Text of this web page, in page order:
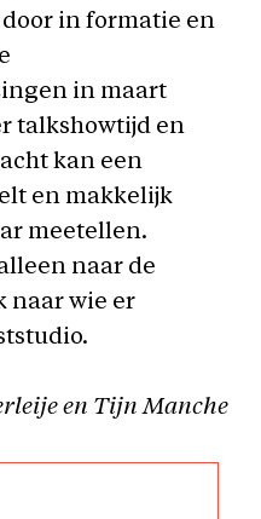
in formatie en
in maart
talkshowtijd en
kan een
en makkelijk
meetellen.
naar de
naar wie er
en Tijn Manche